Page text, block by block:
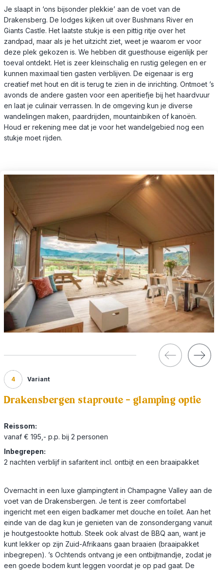
Je slaapt in ‘ons bijsonder plekkie’ aan de voet van de
Drakensberg. De lodges kijken uit over Bushmans River en
Giants Castle. Het laatste stukje is een pittig ritje over het
zandpad, maar als je het uitzicht ziet, weet je waarom er voor
deze plek gekozen is. We hebben dit guesthouse eigenlijk per
toeval ontdekt. Het is zeer kleinschalig en rustig gelegen en er
kunnen maximaal tien gasten verblijven. De eigenaar is erg
creatief met hout en dit is terug te zien in de inrichting. Ontmoet ’s
avonds de andere gasten voor een aperitiefje bij het haardvuur
en laat je culinair verrassen. In de omgeving kun je diverse
wandelingen maken, paardrijden, mountainbiken of kanoën.
Houd er rekening mee dat je voor het wandelgebied nog een
stukje moet rijden.
4 Variant
Drakensbergen staproute - glamping optie
Reissom:
vanaf € 195,- p.p. bij 2 personen
Inbegrepen:
2 nachten verblijf in safaritent incl. ontbijt en een braaipakket
Overnacht in een luxe glampingtent in Champagne Valley aan de
voet van de Drakensbergen. Je tent is zeer comfortabel
ingericht met een eigen badkamer met douche en toilet. Aan het
einde van de dag kun je genieten van de zonsondergang vanuit
je houtgestookte hottub. Steek ook alvast de BBQ aan, want je
kunt lekker op zijn Zuid-Afrikaans gaan braaien (braaipakket
inbegrepen). ’s Ochtends ontvang je een ontbijtmandje, zodat je
een goede bodem kunt leggen voordat je op pad gaat. De